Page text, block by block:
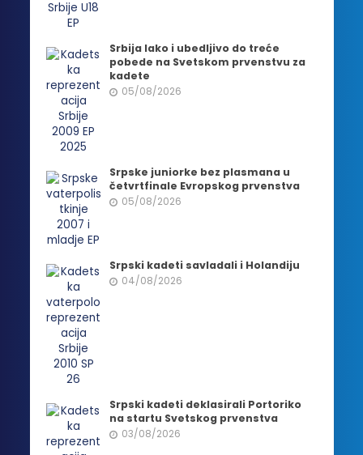
Srbija lako i ubedljivo do treće
pobede na Svetskom prvenstvu za
kadete
05/08/2026
Srpske juniorke bez plasmana u
četvrtfinale Evropskog prvenstva
05/08/2026
Srpski kadeti savladali i Holandiju
04/08/2026
Srpski kadeti deklasirali Portoriko
na startu Svetskog prvenstva
03/08/2026